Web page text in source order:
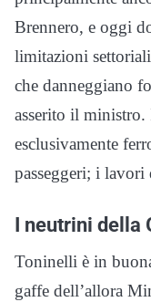
Brennero, e oggi
limitazioni
che danneggiano
asserito il
esclusivamente
passeggeri; i
I neutrini della
Toninelli è in
gaffe dell’allora